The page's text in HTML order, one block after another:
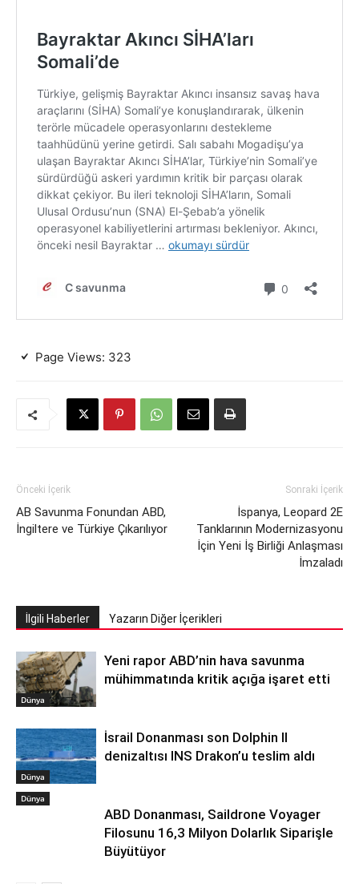
Page Views: 323
Önceki İçerik
AB Savunma Fonundan ABD,
İngiltere ve Türkiye Çıkarılıyor
Sonraki İçerik
İspanya, Leopard 2E
Tanklarının Modernizasyonu
İçin Yeni İş Birliği Anlaşması
İmzaladı
İlgili Haberler Yazarın Diğer İçerikleri
Dünya
Yeni rapor ABD’nin hava savunma
mühimmatında kritik açığa işaret etti
Dünya
İsrail Donanması son Dolphin II
denizaltısı INS Drakon’u teslim aldı
Dünya
ABD Donanması, Saildrone Voyager
Filosunu 16,3 Milyon Dolarlık Siparişle
Büyütüyor